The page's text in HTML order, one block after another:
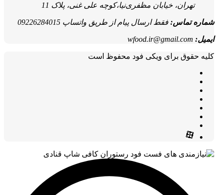
تهران، خیابان مظفری‌نیا،کوچه علی غنی، پلاک 11
شماره تماس: فقط ارسال پیام از طریق واتساپ 09226284015
ایمیل: wfood.ir@gmail.com
کلیه حقوق برای ویکی فود محفوظ است